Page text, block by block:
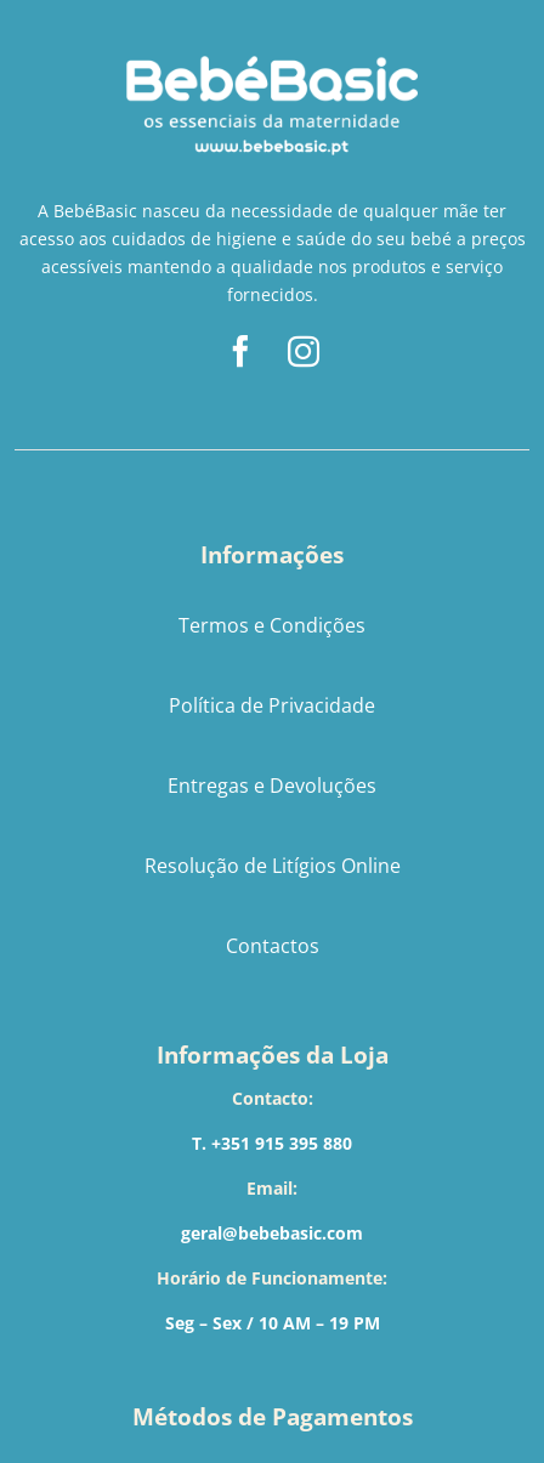
A BebéBasic nasceu da necessidade de qualquer mãe ter
acesso aos cuidados de higiene e saúde do seu bebé a preços
acessíveis mantendo a qualidade nos produtos e serviço
fornecidos.
Informações
Termos e Condições
Política de Privacidade
Entregas e Devoluções
Resolução de Litígios Online
Contactos
Informações da Loja
Contacto:
T. +351 915 395 880
Email:
geral@bebebasic.com
Horário de Funcionamente:
Seg – Sex / 10 AM – 19 PM
Métodos de Pagamentos